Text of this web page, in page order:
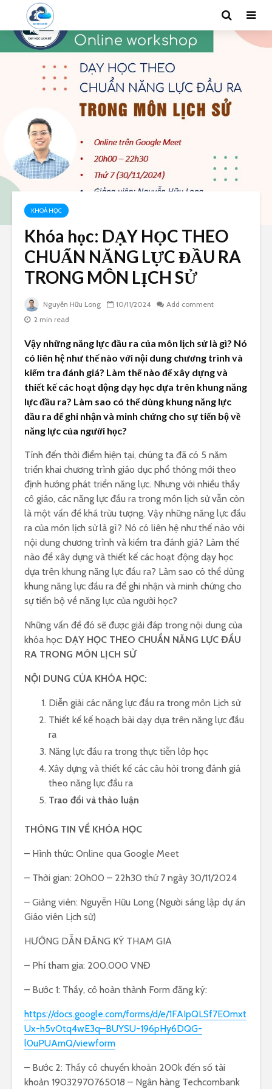
KHOÁ HỌC
Khóa học: DẠY HỌC THEO
CHUẨN NĂNG LỰC ĐẦU RA
TRONG MÔN LỊCH SỬ
Nguyễn Hữu Long 10/11/2024
Add comment
2 min read
Vậy những năng lực đầu ra của môn lịch sử là gì? Nó
có liên hệ như thế nào với nội dung chương trình và
kiểm tra đánh giá? Làm thế nào để xây dựng và
thiết kế các hoạt động dạy học dựa trên khung năng
lực đầu ra? Làm sao có thể dùng khung năng lực
đầu ra để ghi nhận và minh chứng cho sự tiến bộ về
năng lực của người học?
Tính đến thời điểm hiện tại, chúng ta đã có 5 năm
triển khai chương trình giáo dục phổ thông mới theo
định hướng phát triển năng lực. Nhưng với nhiều thầy
cô giáo, các năng lực đầu ra trong môn lịch sử vẫn còn
là một vấn đề khá trừu tượng. Vậy những năng lực đầu
ra của môn lịch sử là gì? Nó có liên hệ như thế nào với
nội dung chương trình và kiểm tra đánh giá? Làm thế
nào để xây dựng và thiết kế các hoạt động dạy học
dựa trên khung năng lực đầu ra? Làm sao có thể dùng
khung năng lực đầu ra để ghi nhận và minh chứng cho
sự tiến bộ về năng lực của người học?
Những vấn đề đó sẽ được giải đáp trong nội dung của
khóa học: DẠY HỌC THEO CHUẨN NĂNG LỰC ĐẦU
RA TRONG MÔN LỊCH SỬ
NỘI DUNG CỦA KHÓA HỌC:
Diễn giải các năng lực đầu ra trong môn Lịch sử
Thiết kế kế hoạch bài dạy dựa trên năng lực đầu
ra
Năng lực đầu ra trong thực tiễn lớp học
Xây dựng và thiết kế các câu hỏi trong đánh giá
theo năng lực đầu ra
Trao đổi và thảo luận
THÔNG TIN VỀ KHÓA HỌC
– Hình thức: Online qua Google Meet
– Thời gian: 20h00 – 22h30 thứ 7 ngày 30/11/2024
– Giảng viên: Nguyễn Hữu Long (Người sáng lập dự án
Giáo viên Lịch sử)
HƯỚNG DẪN ĐĂNG KÝ THAM GIA
– Phí tham gia: 200.000 VNĐ
– Bước 1: Thầy, cô hoàn thành Form đăng ký:
https://docs.google.com/forms/d/e/1FAIpQLSf7EOmxt
Ux-h5vOtq4wE3q–BUYSU-196pHy6DQG-
l0uPUAmQ/viewform
– Bước 2: Thầy cô chuyển khoản 200k đến số tài
khoản 19032970765018 – Ngân hàng Techcombank